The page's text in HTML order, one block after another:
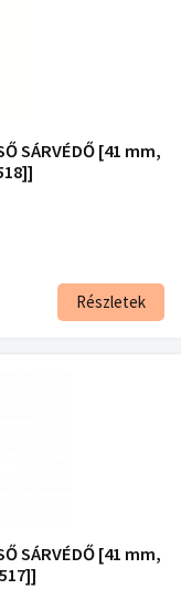
SÁRVÉDŐ [41 mm,
Részletek
SÁRVÉDŐ [41 mm,